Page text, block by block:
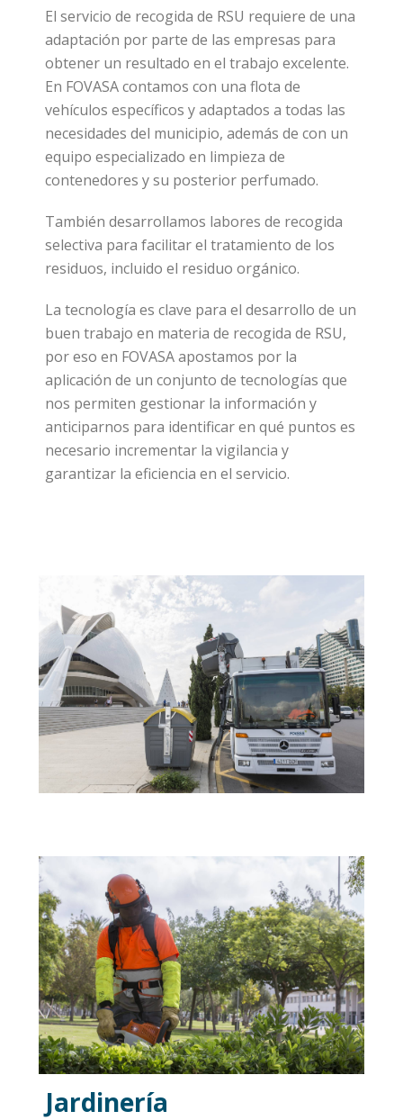
El servicio de recogida de RSU requiere de una
adaptación por parte de las empresas para
obtener un resultado en el trabajo excelente.
En FOVASA contamos con una flota de
vehículos específicos y adaptados a todas las
necesidades del municipio, además de con un
equipo especializado en limpieza de
contenedores y su posterior perfumado.
También desarrollamos labores de recogida
selectiva para facilitar el tratamiento de los
residuos, incluido el residuo orgánico.
La tecnología es clave para el desarrollo de un
buen trabajo en materia de recogida de RSU,
por eso en FOVASA apostamos por la
aplicación de un conjunto de tecnologías que
nos permiten gestionar la información y
anticiparnos para identificar en qué puntos es
necesario incrementar la vigilancia y
garantizar la eficiencia en el servicio.
Jardinería